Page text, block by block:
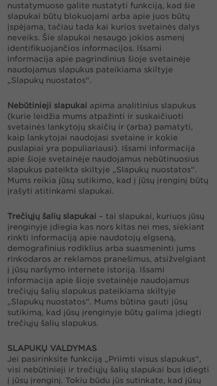
nustatymuose galite nustatyti funkciją, kad šie
slapukai būtų blokuojami arba apie juos būtų
įspėjama, tačiau tada kai kurios svetainės dalys
neveiks. Šie slapukai nesaugo jokios asmenį
identifikuojančios informacijos. Išsami
informacija apie pagrindinius šioje svetainėje
naudojamus slapukus pateikiama skiltyje
„Slapukų nuostatos“.
Nebūtinieji slapukai apima analitinius slapukus
(kurie leidžia mums atpažinti ir suskaičiuoti
svetainės lankytojų skaičių ir (arba) pamatyti,
kaip lankytojai naudojasi svetaine ir kokie
puslapiai yra populiariausi). Išsami informacija
apie šioje svetainėje naudojamus nebūtinuosius
slapukus pateikta skiltyje „Slapukų nuostatos“.
Mums reikia jūsų sutikimo, kad į jūsų įrenginį būtų
įrašyti atitinkami slapukai.
Trečiųjų šalių slapukai – tai slapukai, kuriuos jūsų
įrenginyje įdiegia kas nors kitas nei mes, siekiant
rinkti informaciją apie naudotojų elgseną,
demografinius rodiklius arba suasmeninti jums
rinkodaros ar reklamos pranešimus, atsižvelgiant
į jūsų naršymo internete istoriją. Išsami
informacija apie šioje svetainėje naudojamus
trečiųjų šalių slapukus pateikiama skiltyje
„Slapukų nuostatos“. Mums būtina gauti jūsų
sutikimą, kad jūsų įrenginyje būtų galima įdiegti
trečiųjų šalių slapukus.
SLAPUKŲ VALDYMAS
Jei pasirinksite funkciją „Priimti visus slapukus“,
visi nebūtinieji ir trečiųjų šalių slapukai bus įdiegti
į jūsų įrenginį. Tokiu būdu jūs sutinkate, kad jūsų